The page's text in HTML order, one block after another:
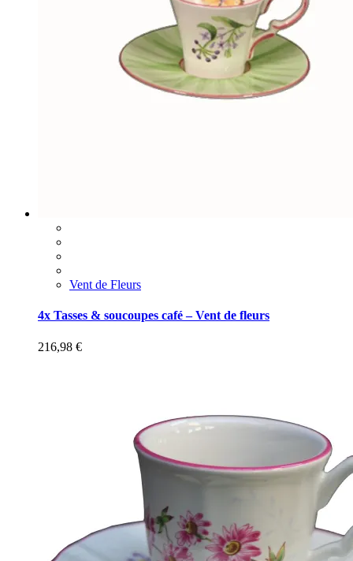
Vent de Fleurs
4x Tasses & soucoupes café – Vent de fleurs
216,98 €